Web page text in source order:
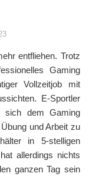
entfliehen. Trotz
Gaming
Vollzeitjob mit
E-Sportler
sich dem Gaming
und Arbeit zu
in 5-stelligen
allerdings nichts
ganzen Tag sein